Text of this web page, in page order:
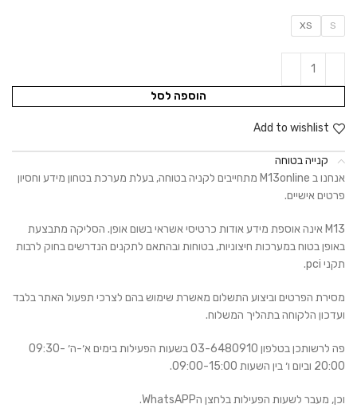
S
XS
הוספה לסל
Add to wishlist
קנייה בטוחה
אנחנו ב M13online מתחייבים לקניה בטוחה, בעלת מערכת בטחון מידע וחסיון
פרטים אישיים.
M13 אינה אוספת מידע אודות כרטיסי אשראי בשום אופן. הסליקה מתבצעת
באופן בטוח במערכות חיצוניות, בטוחות ובהתאם לתקנים הנדרשים בחוק לרבות
תקני pci.
מסירת הפרטים וביצוע התשלום מאשרת שימוש בהם לצרכי תפעול האתר בלבד
ועדכון הלקוחה בתהליך המשלוח.
פה לרשותכן בטלפון 03-6480910 בשעות הפעילות בימים א׳-ה׳ 09:30-
20:00 וביום ו׳ בין השעות 09:00-15:00.
וכן, מעבר לשעות הפעילות בלחצן הWhatsAPP.